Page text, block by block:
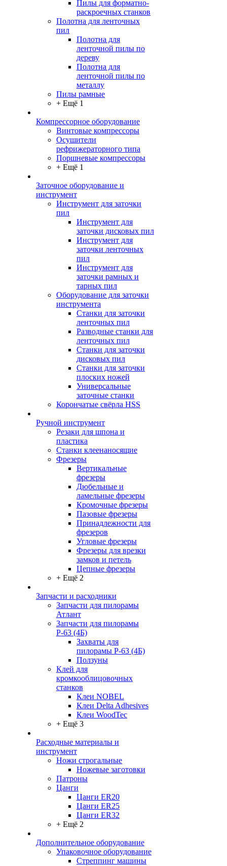
Пилы для форматно-
раскроечных станков
Полотна для ленточных
пил
Полотна для
ленточной пилы по
дереву
Полотна для
ленточной пилы по
металлу
Пилы рамные
+ Ещё 1
Компрессорное оборудование
Винтовые компрессоры
Осушители
рефрижераторного типа
Поршневые компрессоры
+ Ещё 1
Заточное оборудование и
инструмент
Инструмент для заточки
пил
Инструмент для
заточки дисковых пил
Инструмент для
заточки ленточных
пил
Инструмент для
заточки рамных и
тарных пил
Оборудование для заточки
инструмента
Станки для заточки
ленточных пил
Разводные станки для
ленточных пил
Станки для заточки
дисковых пил
Станки для заточки
плоских ножей
Универсальные
заточные станки
Корончатые свёрла HSS
Ручной инструмент
Резаки для шпона и
пластика
Станки клеенаносящие
Фрезеры
Вертикальные
фрезеры
Дюбельные и
ламельные фрезеры
Кромочные фрезеры
Пазовые фрезеры
Принадлежности для
фрезеров
Угловые фрезеры
Фрезеры для врезки
замков и петель
Цепные фрезеры
+ Ещё 2
Запчасти и расходники
Запчасти для пилорамы
Атлант
Запчасти для пилорамы
Р-63 (4Б)
Захваты для
пилорамы Р-63 (4Б)
Ползуны
Клей для
кромкооблицовочных
станков
Клеи NOBEL
Клеи Delta Adhesives
Клеи WoodTec
+ Ещё 3
Расходные материалы и
инструмент
Ножи строгальные
Ножевые заготовки
Патроны
Цанги
Цанги ER20
Цанги ER25
Цанги ER32
+ Ещё 2
Дополнительное оборудование
Упаковочное оборудование
Стреппинг машины